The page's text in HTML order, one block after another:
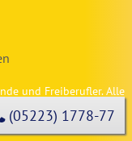
und Freiberufler. Alle
(05223) 1778-77